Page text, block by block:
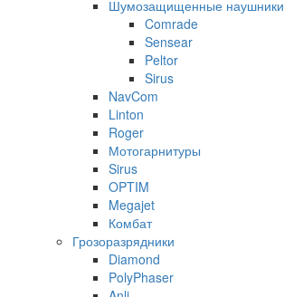
Шумозащищенные наушники
Comrade
Sensear
Peltor
Sirus
NavCom
Linton
Roger
Мотогарнитуры
Sirus
OPTIM
Megajet
Комбат
Грозоразрядники
Diamond
PolyPhaser